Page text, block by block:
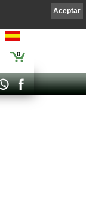
0
Aceptar